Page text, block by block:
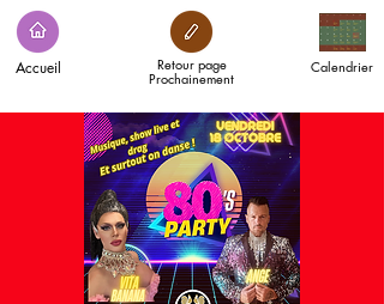
Accueil Calendrier
Retour page
Prochainement